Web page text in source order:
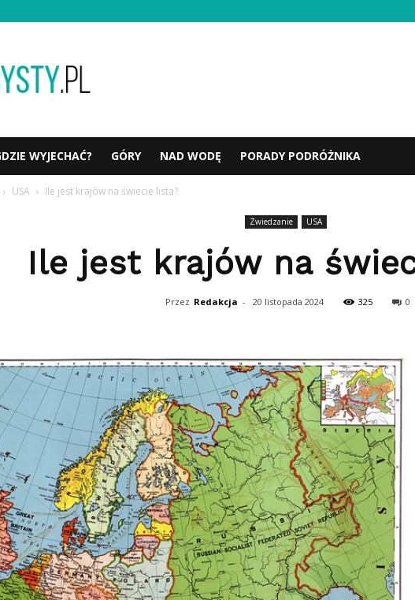
WYJECHAĆ? GÓRY NAD WODĘ PORADY PODRÓŻNIKA
USA Ile jest krajów na świecie lista?
Zwiedzanie USA
Ile jest krajów na
Przez Redakcja - 20 listopada 2024 325 0